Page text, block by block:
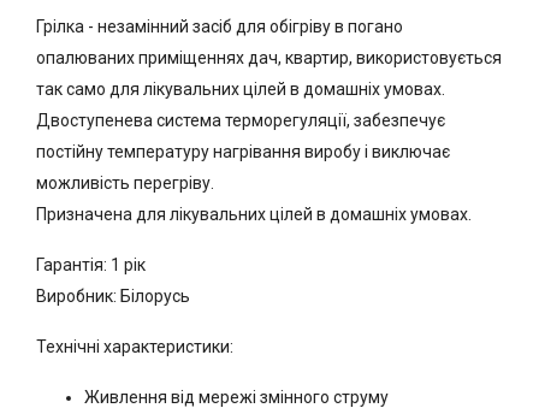
Грілка - незамінний засіб для обігріву в погано
опалюваних приміщеннях дач, квартир, використовується
так само для лікувальних цілей в домашніх умовах.
Двоступенева система терморегуляції, забезпечує
постійну температуру нагрівання виробу і виключає
можливість перегріву.
Призначена для лікувальних цілей в домашніх умовах.
Гарантія: 1 рік
Виробник: Білорусь
Технічні характеристики:
Живлення від мережі змінного струму